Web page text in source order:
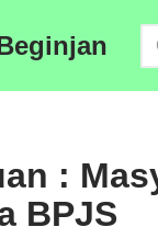
:
BPJS